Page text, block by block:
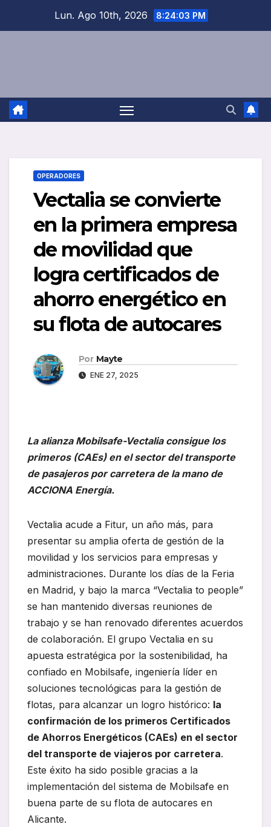
Lun. Ago 10th, 2026 8:24:04 PM
OPERADORES
Vectalia se convierte
en la primera empresa
de movilidad que
logra certificados de
ahorro energético en
su flota de autocares
Por Mayte
ENE 27, 2025
La alianza Mobilsafe-Vectalia consigue los
primeros (CAEs) en el sector del transporte
de pasajeros por carretera de la mano de
ACCIONA Energía.
Vectalia acude a Fitur, un año más, para
presentar su amplia oferta de gestión de la
movilidad y los servicios para empresas y
administraciones. Durante los días de la Feria
en Madrid, y bajo la marca “Vectalia to people”
se han mantenido diversas reuniones de
trabajo y se han renovado diferentes acuerdos
de colaboración. El grupo Vectalia en su
apuesta estratégica por la sostenibilidad, ha
confiado en Mobilsafe, ingeniería líder en
soluciones tecnológicas para la gestión de
flotas, para alcanzar un logro histórico: la
confirmación de los primeros Certificados
de Ahorros Energéticos (CAEs) en el sector
del transporte de viajeros por carretera.
Este éxito ha sido posible gracias a la
implementación del sistema de Mobilsafe en
buena parte de su flota de autocares en
Alicante.